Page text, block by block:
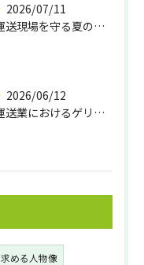
2026/07/11
運送現場を守る夏の熱中症対策
2026/06/12
運送業におけるゲリラ豪雨対策の実践法
求める人物像